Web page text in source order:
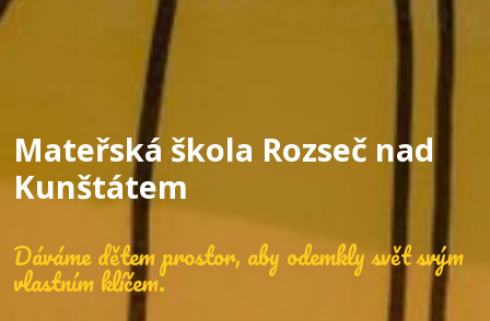
Mateřská škola Rozseč nad
Kunštátem
Dáváme dětem prostor, aby odemkly svět svým
vlastním klíčem.